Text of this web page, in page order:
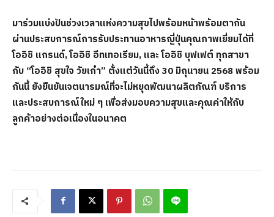
มาร่วมแบ่งปันช่วงเวลาแห่งความสุขไปพร้อมหน้าพร้อมตากัน
ผ่านประสบการณ์การรับประทานอาหารญี่ปุ่นคุณภาพเยี่ยมได้ที่
โออิชิ แกรนด์, โออิชิ อีทเทอเรียม, และ โออิชิ บุฟเฟต์ ทุกสาขา
กับ “โออิชิ สุขใจ วัยเก๋า” ตั้งแต่วันนี้ถึง 30 มิถุนายน 2568 พร้อม
กันนี้ ยังยืนยันเจตนารมณ์ที่จะไม่หยุดพัฒนาผลิตภัณฑ์ บริการ
และประสบการณ์ใหม่ ๆ เพื่อส่งมอบความสุขและคุณค่าให้กับ
ลูกค้าอย่างต่อเนื่องในอนาคต